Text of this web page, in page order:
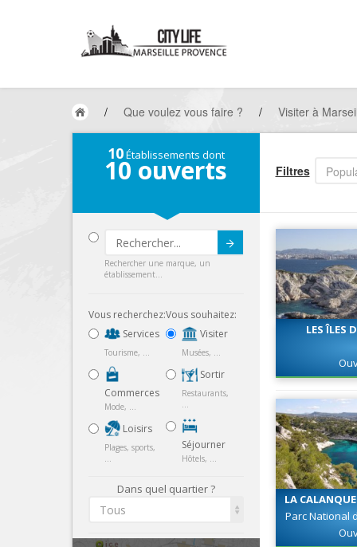
/ Que voulez vous faire ? / Visiter à
10Établissements dont
10 ouverts
Submit
Rechercher une marque, un
établissement...
Vous recherchez:
Services
Tourisme, ...
Commerces
Mode, ...
Loisirs
Plages, sports,
...
Vous souhaitez:
Visiter
Musées, ...
Sortir
Restaurants,
...
Séjourner
Hôtels, ...
Dans quel quartier ?
Tous
Filtres
LES ÎLES
LA
Parc National